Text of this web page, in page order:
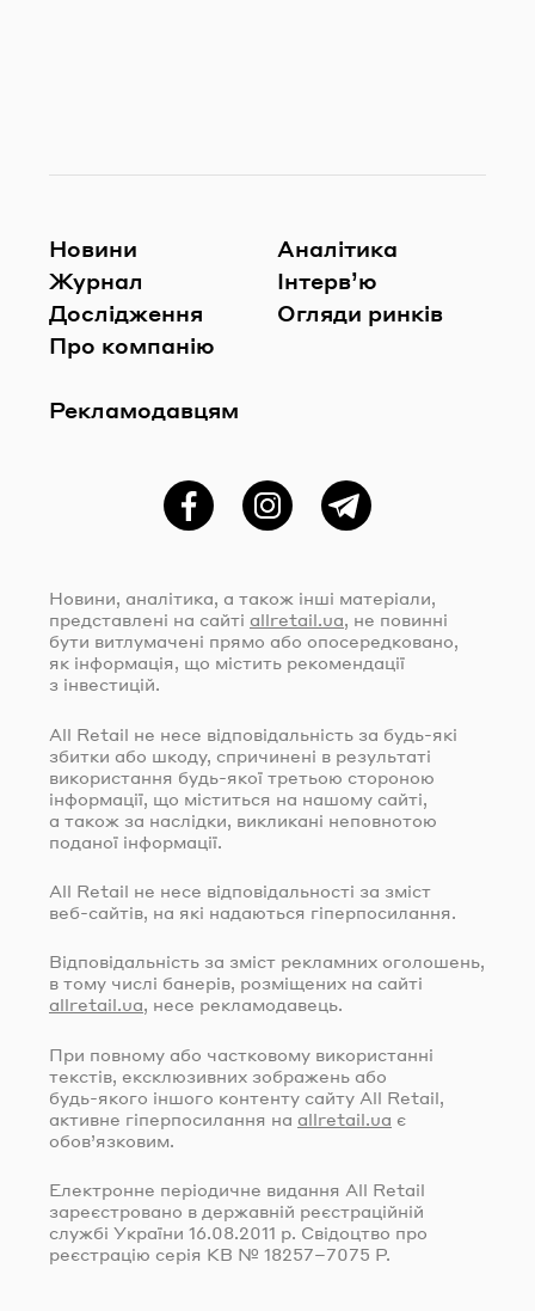
Новини
Журнал
Дослідження
Про компанію
Рекламодавцям
Аналітика
Інтерв’ю
Огляди ринків
ФейсбукInstagramTelegram
Новини, аналітика, а також інші матеріали,
представлені на сайті allretail.ua, не повинні
бути витлумачені прямо або опосередковано,
як інформація, що містить рекомендації
з інвестицій.
All Retail не несе відповідальність за будь-які
збитки або шкоду, спричинені в результаті
використання будь-якої третьою стороною
інформації, що міститься на нашому сайті,
а також за наслідки, викликані неповнотою
поданої інформації.
All Retail не несе відповідальності за зміст
веб-сайтів, на які надаються гіперпосилання.
Відповідальність за зміст рекламних оголошень,
в тому числі банерів, розміщених на сайті
allretail.ua, несе рекламодавець.
При повному або частковому використанні
текстів, ексклюзивних зображень або
будь-якого іншого контенту сайту All Retail,
активне гіперпосилання на allretail.ua є
обов’язковим.
Електронне періодичне видання All Retail
зареєстровано в державній реєстраційній
службі України 16.08.2011 р. Свідоцтво про
реєстрацію серія КВ № 18257–7075 Р.